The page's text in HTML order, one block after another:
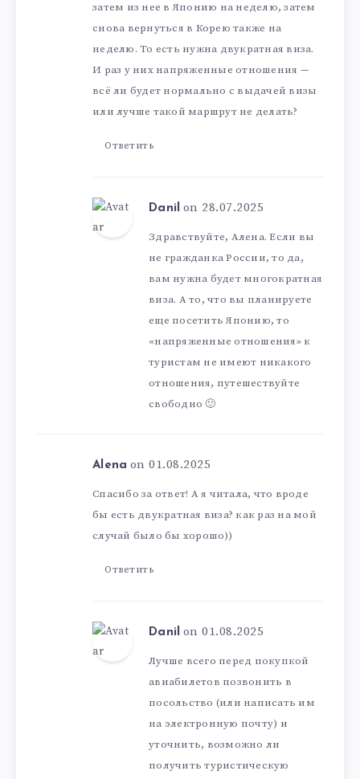
затем из нее в Японию на неделю, затем
снова вернуться в Корею также на
неделю. То есть нужна двукратная виза.
И раз у них напряженные отношения —
всё ли будет нормально с выдачей визы
или лучше такой маршрут не делать?
Ответить
Danil on 28.07.2025
Здравствуйте, Алена. Если вы
не гражданка России, то да,
вам нужна будет многократная
виза. А то, что вы планируете
еще посетить Японию, то
«напряженные отношения» к
туристам не имеют никакого
отношения, путешествуйте
свободно 🙂
Alena on 01.08.2025
Спасибо за ответ! А я читала, что вроде
бы есть двукратная виза? как раз на мой
случай было бы хорошо))
Ответить
Danil on 01.08.2025
Лучше всего перед покупкой
авиабилетов позвонить в
посольство (или написать им
на электронную почту) и
уточнить, возможно ли
получить туристическую